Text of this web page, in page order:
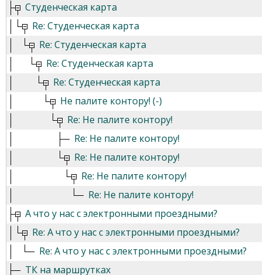
Студенческая карта
Re: Студенческая карта
Re: Студенческая карта
Re: Студенческая карта
Re: Студенческая карта
Не палите контору! (-)
Re: Не палите контору!
Re: Не палите контору!
Re: Не палите контору!
Re: Не палите контору!
Re: Не палите контору!
А что у нас с электронными проездными?
Re: А что у нас с электронными проездными?
Re: А что у нас с электронными проездными?
ТК на маршрутках